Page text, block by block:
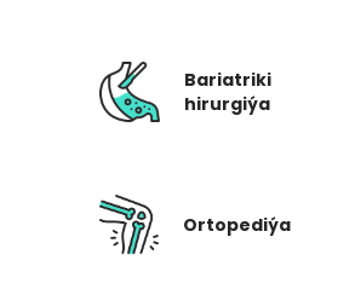
Bariatriki
hirurgiýa
Ortopediýa